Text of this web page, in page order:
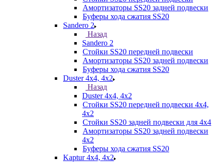
Амортизаторы SS20 задней подвески
Буферы хода сжатия SS20
Sandero 2
Назад
Sandero 2
Стойки SS20 передней подвески
Амортизаторы SS20 задней подвески
Буферы хода сжатия SS20
Duster 4х4, 4x2
Назад
Duster 4х4, 4x2
Стойки SS20 передней подвески 4х4,
4x2
Стойки SS20 задней подвески для 4х4
Амортизаторы SS20 задней подвески
4х2
Буферы хода сжатия SS20
Kaptur 4х4, 4х2